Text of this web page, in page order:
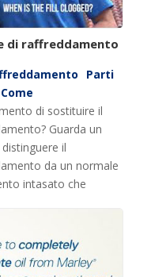
di raffreddamento
Parti
Come
di sostituire il
Guarda un
il
da un normale
intasato che